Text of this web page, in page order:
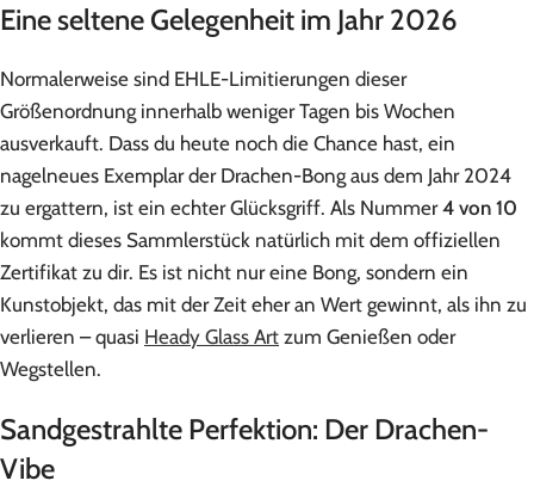
Eine seltene Gelegenheit im Jahr 2026
Normalerweise sind EHLE-Limitierungen dieser
Größenordnung innerhalb weniger Tagen bis Wochen
ausverkauft. Dass du heute noch die Chance hast, ein
nagelneues Exemplar der Drachen-Bong aus dem Jahr 2024
zu ergattern, ist ein echter Glücksgriff. Als Nummer4 von 10
kommt dieses Sammlerstück natürlich mit dem offiziellen
Zertifikat zu dir. Es ist nicht nur eine Bong, sondern ein
Kunstobjekt, das mit der Zeit eher an Wert gewinnt, als ihn zu
verlieren – quasi Heady Glass Art zum Genießen oder
Wegstellen.
Sandgestrahlte Perfektion: Der Drachen-
Vibe